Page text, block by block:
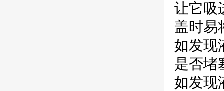
让它吸
盖时易
如发现
是否堵
如发现